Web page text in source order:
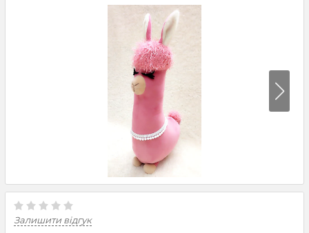
Залишити відгук